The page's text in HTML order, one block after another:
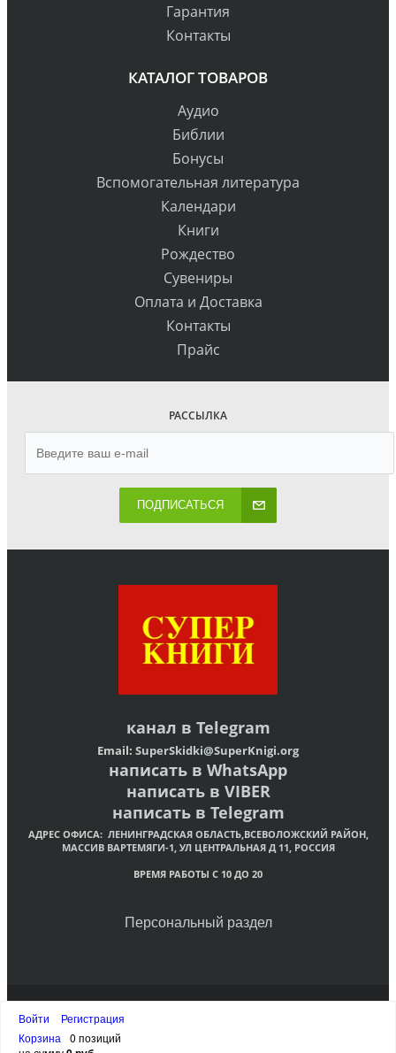
Гарантия
Контакты
КАТАЛОГ ТОВАРОВ
Аудио
Библии
Бонусы
Вспомогательная литература
Календари
Книги
Рождество
Сувениры
Оплата и Доставка
Контакты
Прайс
РАССЫЛКА
ПОДПИСАТЬСЯ
канал в Telegram
Email: SuperSkidki@SuperKnigi.org
написать в WhatsApp
написать в VIBER
написать в Telegram
АДРЕС ОФИСА: ЛЕНИНГРАДСКАЯ ОБЛАСТЬ,ВСЕВОЛОЖСКИЙ РАЙОН,
МАССИВ ВАРТЕМЯГИ-1, УЛ ЦЕНТРАЛЬНАЯ Д 11, РОССИЯ
ВРЕМЯ РАБОТЫ С 10 ДО 20
Персональный раздел
© Интернет-магазин христианских книг «Супер Книги»
Войти
Регистрация
Корзина
0 позиций